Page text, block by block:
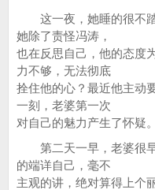
这一夜，她睡的很不踏
她除了责怪冯涛，
也在反思自己，他的态度
力不够，无法彻底
拴住他的心？最近他主动
一刻，老婆第一次
对自己的魅力产生了怀疑。
第二天一早，老婆很早
的端详自己，毫不
主观的讲，绝对算得上个